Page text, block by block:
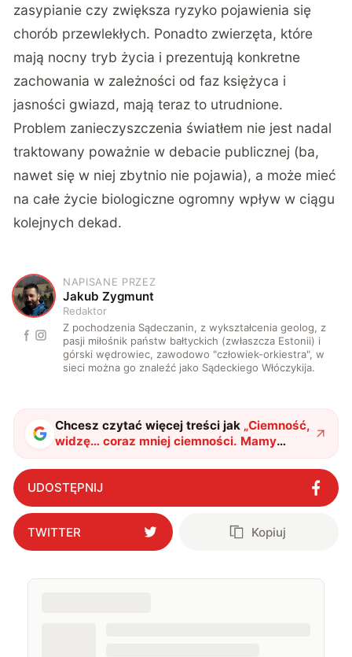
zasypianie czy zwiększa ryzyko pojawienia się
chorób przewlekłych. Ponadto zwierzęta, które
mają nocny tryb życia i prezentują konkretne
zachowania w zależności od faz księżyca i
jasności gwiazd, mają teraz to utrudnione.
Problem zanieczyszczenia światłem nie jest nadal
traktowany poważnie w debacie publicznej (ba,
nawet się w niej zbytnio nie pojawia), a może mieć
na całe życie biologiczne ogromny wpływ w ciągu
kolejnych dekad.
J
NAPISANE PRZEZ
Jakub Zygmunt
Redaktor
Z pochodzenia Sądeczanin, z wykształcenia geolog, z
pasji miłośnik państw bałtyckich (zwłaszcza Estonii) i
górski wędrowiec, zawodowo "człowiek-orkiestra", w
sieci można go znaleźć jako Sądeckiego Włóczykija.
Chcesz czytać więcej treści jak „Ciemność,
widzę… coraz mniej ciemności. Mamy
problem – na Ziemi jest za jasno"?
UDOSTĘPNIJ
TWITTER Kopiuj